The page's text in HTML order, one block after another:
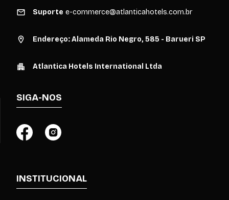
Suporte e-commerce@atlanticahotels.com.br
Endereço: Alameda Rio Negro, 585 - Barueri SP
Atlantica Hotels International Ltda
SIGA-NOS
INSTITUCIONAL